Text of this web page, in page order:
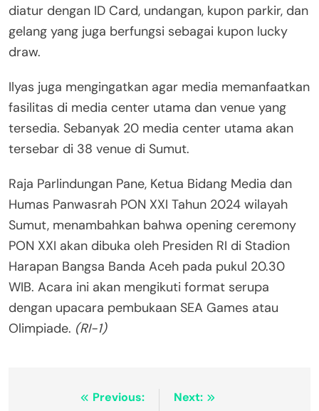
diatur dengan ID Card, undangan, kupon parkir, dan
gelang yang juga berfungsi sebagai kupon lucky
draw.
Ilyas juga mengingatkan agar media memanfaatkan
fasilitas di media center utama dan venue yang
tersedia. Sebanyak 20 media center utama akan
tersebar di 38 venue di Sumut.
Raja Parlindungan Pane, Ketua Bidang Media dan
Humas Panwasrah PON XXI Tahun 2024 wilayah
Sumut, menambahkan bahwa opening ceremony
PON XXI akan dibuka oleh Presiden RI di Stadion
Harapan Bangsa Banda Aceh pada pukul 20.30
WIB. Acara ini akan mengikuti format serupa
dengan upacara pembukaan SEA Games atau
Olimpiade. (RI-1)
NavigasiPrevious: Next: